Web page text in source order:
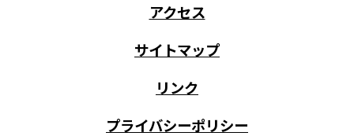
アクセス
サイトマップ
リンク
プライバシーポリシー